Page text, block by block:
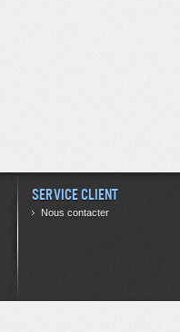
Service client
Nous contacter